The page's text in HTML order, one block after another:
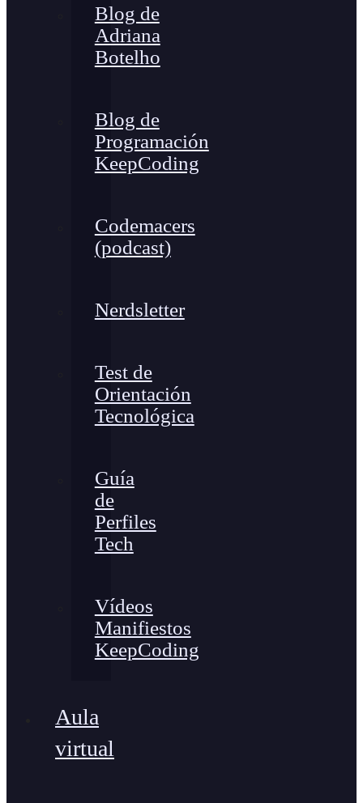
Blog de
Adriana
Botelho
Blog de
Programación
KeepCoding
Codemacers
(podcast)
Nerdsletter
Test de
Orientación
Tecnológica
Guía
de
Perfiles
Tech
Vídeos
Manifiestos
KeepCoding
Aula
virtual